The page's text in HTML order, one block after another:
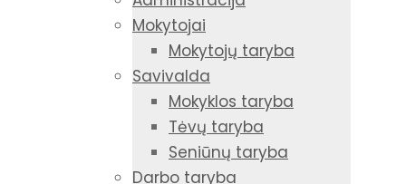
Mokytojai
Mokytojų taryba
Savivalda
Mokyklos taryba
Tėvų taryba
Seniūnų taryba
Darbo taryba